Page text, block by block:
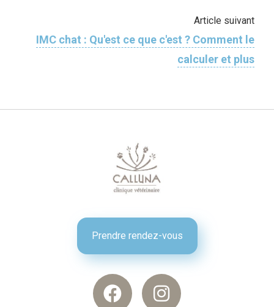
Article suivant
IMC chat : Qu'est ce que c'est ? Comment le
calculer et plus
Prendre rendez-vous